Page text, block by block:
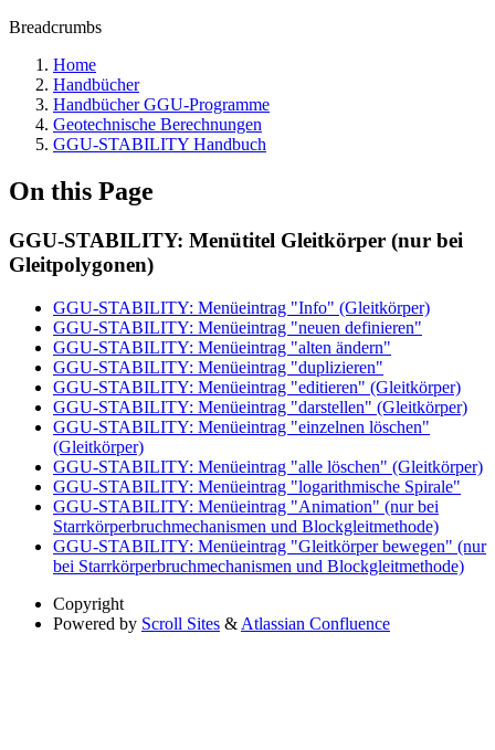
Breadcrumbs
Home
Handbücher
Handbücher GGU-Programme
Geotechnische Berechnungen
GGU-STABILITY Handbuch
On this Page
GGU-STABILITY: Menütitel Gleitkörper (nur bei
Gleitpolygonen)
GGU-STABILITY: Menüeintrag "Info" (Gleitkörper)
GGU-STABILITY: Menüeintrag "neuen definieren"
GGU-STABILITY: Menüeintrag "alten ändern"
GGU-STABILITY: Menüeintrag "duplizieren"
GGU-STABILITY: Menüeintrag "editieren" (Gleitkörper)
GGU-STABILITY: Menüeintrag "darstellen" (Gleitkörper)
GGU-STABILITY: Menüeintrag "einzelnen löschen"
(Gleitkörper)
GGU-STABILITY: Menüeintrag "alle löschen" (Gleitkörper)
GGU-STABILITY: Menüeintrag "logarithmische Spirale"
GGU-STABILITY: Menüeintrag "Animation" (nur bei
Starrkörperbruchmechanismen und Blockgleitmethode)
GGU-STABILITY: Menüeintrag "Gleitkörper bewegen" (nur
bei Starrkörperbruchmechanismen und Blockgleitmethode)
Copyright
Powered by Scroll Sites & Atlassian Confluence